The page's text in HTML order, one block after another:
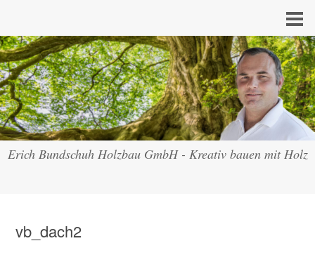
Erich Bundschuh Holzbau GmbH - Kreativ bauen mit Holz
vb_dach2